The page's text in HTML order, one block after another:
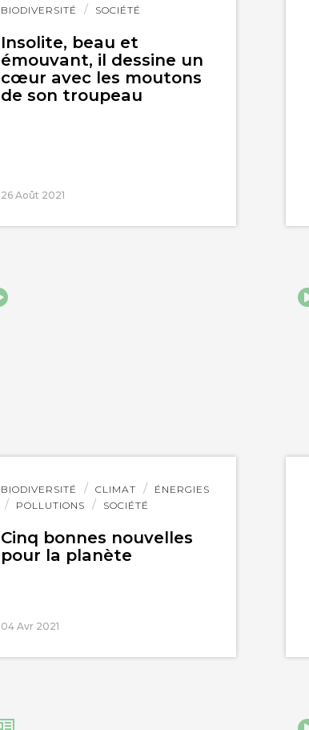
BIODIVERSITÉ SOCIÉTÉ
Insolite, beau et
émouvant, il dessine un
cœur avec les moutons
de son troupeau
26 Août 2021
Lire
BIODIVERSITÉ CLIMAT
ÉNERGIES
POLLUTIONS
SOCIÉTÉ
Cinq bonnes nouvelles
pour la planète
04 Avr 2021
Lire
l'article